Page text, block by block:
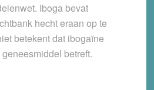
Iboga bevat
hecht eraan op te
betekent dat ibogaïne
betreft.